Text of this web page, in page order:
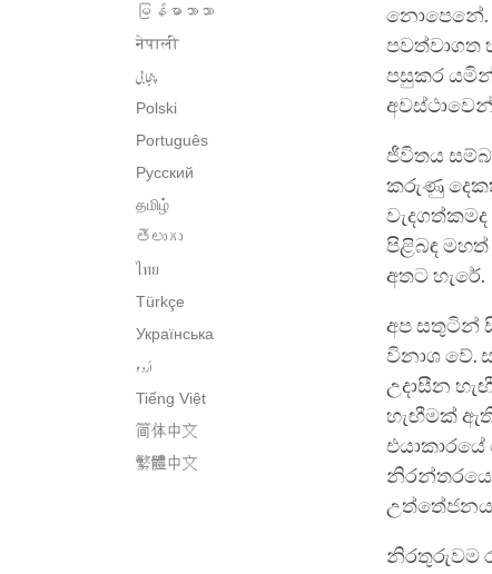
မြန်မာဘာသာ
नेपाली
پنجابی
Polski
Português
Русский
தமிழ்
తెలుగు
ไทย
Türkçe
Українська
اُردو
Tiếng Việt
简体中文
繁體中文
නොපෙනේ.
පවත්වාගත
පසුකර
ජීවිතය
කරුණු දෙකක්
පිළිබඳ
අතට හැරේ.
අප සතුටින්
විනාශ වේ.
උදාසීන
හැඟීමක්
නිරතුරුවම